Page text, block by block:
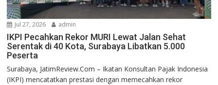
Jul 27, 2026 admin
IKPI Pecahkan Rekor MURI Lewat Jalan Sehat
Serentak di 40 Kota, Surabaya Libatkan 5.000
Peserta
Surabaya, JatimReview.Com – Ikatan Konsultan Pajak Indonesia
(IKPI) mencatatkan prestasi dengan memecahkan rekor